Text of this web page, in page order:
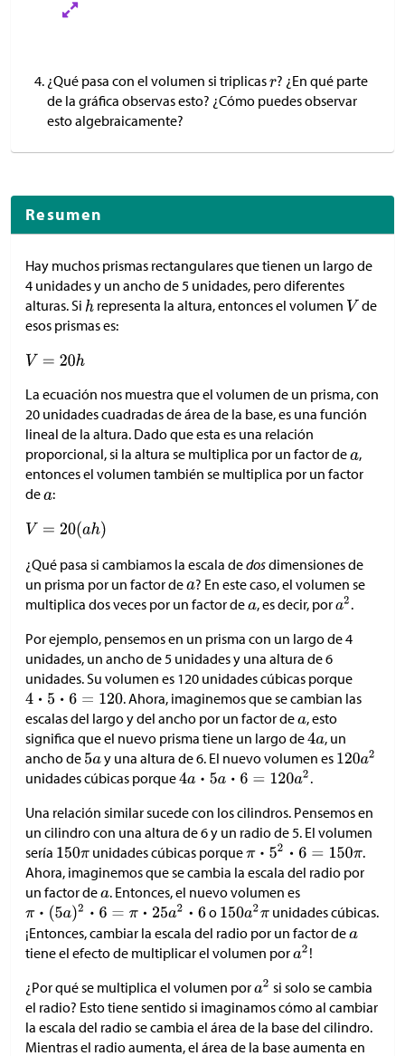
¿Qué pasa con el volumen si triplicas ? ¿En qué parte
de la gráfica observas esto? ¿Cómo puedes observar
esto algebraicamente?
Resumen
Hay muchos prismas rectangulares que tienen un largo de
4 unidades y un ancho de 5 unidades, pero diferentes
alturas. Si
representa la altura, entonces el volumen
de
esos prismas es:
La ecuación nos muestra que el volumen de un prisma, con
20 unidades cuadradas de área de la base, es una función
lineal de la altura. Dado que esta es una relación
proporcional, si la altura se multiplica por un factor de
,
entonces el volumen también se multiplica por un factor
de
:
¿Qué pasa si cambiamos la escala dedosdimensiones de
un prisma por un factor de
? En este caso, el volumen se
multiplica dos veces por un factor de
, es decir, por
.
Por ejemplo, pensemos en un prisma con un largo de 4
unidades, un ancho de 5 unidades y una altura de 6
unidades. Su volumen es 120 unidades cúbicas porque
. Ahora, imaginemos que se cambian las
escalas del largo y del ancho por un factor de
, esto
significa que el nuevo prisma tiene un largo de
, un
ancho de
y una altura de 6. El nuevo volumen es
unidades cúbicas porque
.
Una relación similar sucede con los cilindros. Pensemos en
un cilindro con una altura de 6 y un radio de 5. El volumen
sería
unidades cúbicas porque
.
Ahora, imaginemos que se cambia la escala del radio por
un factor de
. Entonces, el nuevo volumen es
o
unidades cúbicas.
¡Entonces, cambiar la escala del radio por un factor de
tiene el efecto de multiplicar el volumen por
!
¿Por qué se multiplica el volumen por
si solo se cambia
el radio? Esto tiene sentido si imaginamos cómo al cambiar
la escala del radio se cambia el área de la base del cilindro.
Mientras el radio aumenta, el área de la base aumenta en